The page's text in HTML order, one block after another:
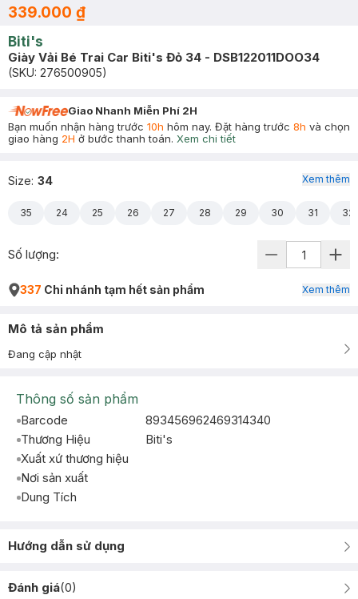
339.000 ₫
Biti's
Giày Vải Bé Trai Car Biti's Đỏ 34 - DSB122011DOO34
(SKU: 276500905)
Giao Nhanh Miễn Phí 2H
Bạn muốn nhận hàng trước 10h hôm nay. Đặt hàng trước 8h và chọn
giao hàng 2H ở bước thanh toán. Xem chi tiết
Size: 34
35 24 25 26 27 28 29 30 31 32
Xem thêm
Số lượng:
337 Chi nhánh tạm hết sản phẩm Xem thêm
Mô tả sản phẩm
Đang cập nhật
Thông số sản phẩm
Barcode
893456962469314340
Thương Hiệu
Biti's
Xuất xứ thương hiệu
Nơi sản xuất
Dung Tích
Hướng dẫn sử dụng
Đánh giá(0)